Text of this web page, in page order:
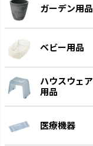
ガーデン用品
ベビー用品
ハウスウェア
用品
医療機器